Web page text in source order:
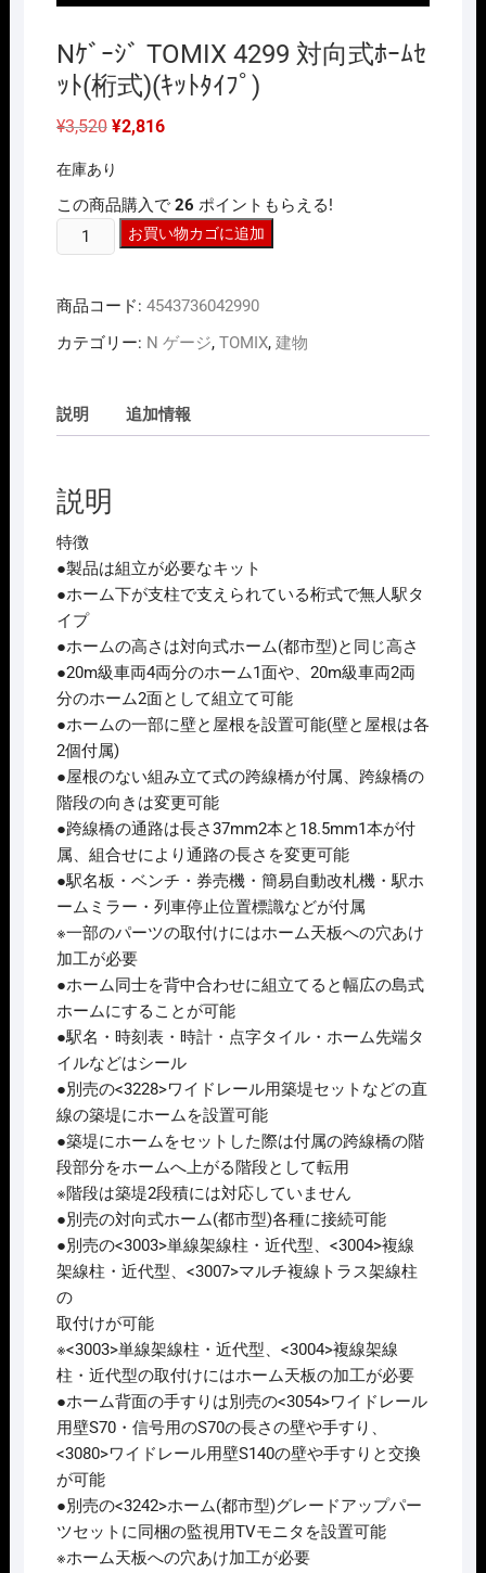
Nｹﾞｰｼﾞ TOMIX 4299 対向式ﾎｰﾑｾ
ｯﾄ(桁式)(ｷｯﾄﾀｲﾌﾟ)
¥3,520 元
格
¥3,520
で
た。
¥2,816現
は
¥2,816
で
す。
在庫あり
この商品購入で 26 ポイントもらえる!
ｹﾞ
ｼﾞ
TOMIX
向
式
ｰ
ﾑ
ｾ
ｯ
ﾄ
(桁
式)
(ｷ
ｯ
ﾄ
ﾀ
ｲ
ﾌﾟ)
個
お買い物カゴに追加
商品コード: 4543736042990
カテゴリー: N ゲージ, TOMIX, 建物
説明 追加情報
説明
特徴
●製品は組立が必要なキット
●ホーム下が支柱で支えられている桁式で無人駅タ
イプ
●ホームの高さは対向式ホーム(都市型)と同じ高さ
●20m級車両4両分のホーム1面や、20m級車両2両
分のホーム2面として組立て可能
●ホームの一部に壁と屋根を設置可能(壁と屋根は各
2個付属)
●屋根のない組み立て式の跨線橋が付属、跨線橋の
階段の向きは変更可能
●跨線橋の通路は長さ37mm2本と18.5mm1本が付
属、組合せにより通路の長さを変更可能
●駅名板・ベンチ・券売機・簡易自動改札機・駅ホ
ームミラー・列車停止位置標識などが付属
※一部のパーツの取付けにはホーム天板への穴あけ
加工が必要
●ホーム同士を背中合わせに組立てると幅広の島式
ホームにすることが可能
●駅名・時刻表・時計・点字タイル・ホーム先端タ
イルなどはシール
●別売の<3228>ワイドレール用築堤セットなどの直
線の築堤にホームを設置可能
●築堤にホームをセットした際は付属の跨線橋の階
段部分をホームへ上がる階段として転用
※階段は築堤2段積には対応していません
●別売の対向式ホーム(都市型)各種に接続可能
●別売の<3003>単線架線柱・近代型、<3004>複線
架線柱・近代型、<3007>マルチ複線トラス架線柱
の
取付けが可能
※<3003>単線架線柱・近代型、<3004>複線架線
柱・近代型の取付けにはホーム天板の加工が必要
●ホーム背面の手すりは別売の<3054>ワイドレール
用壁S70・信号用のS70の長さの壁や手すり、
<3080>ワイドレール用壁S140の壁や手すりと交換
が可能
●別売の<3242>ホーム(都市型)グレードアップパー
ツセットに同梱の監視用TVモニタを設置可能
※ホーム天板への穴あけ加工が必要